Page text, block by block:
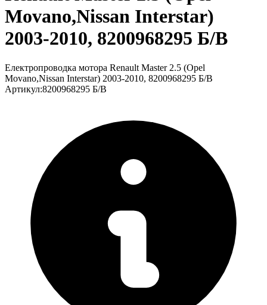
Movano,Nissan Interstar)
2003-2010, 8200968295 Б/В
Електропроводка мотора Renault Master 2.5 (Opel
Movano,Nissan Interstar) 2003-2010, 8200968295 Б/В
Артикул:8200968295 Б/В